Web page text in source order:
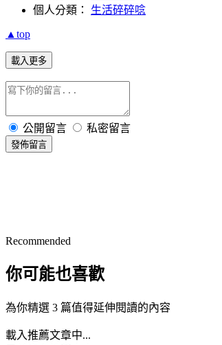
個人分類： 生活碎碎唸
▲top
載入更多
公開留言 私密留言
發佈留言
Recommended
你可能也喜歡
為你精選 3 篇值得延伸閱讀的內容
載入推薦文章中...